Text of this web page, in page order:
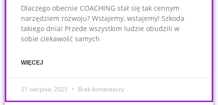
Dlaczego obecnie COACHING stał się tak cennym
narzędziem rozwoju? Wstajemy, wstajemy! Szkoda
takiego dnia! Przede wszystkim ludzie obudzili w
sobie ciekawość samych
WIĘCEJ
21 sierpnia, 2025 Brak komentarzy